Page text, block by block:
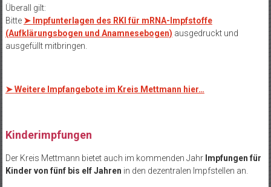
Überall gilt:
Bitte ➤ Impfunterlagen des RKI für mRNA-Impfstoffe
(Aufklärungsbogen und Anamnesebogen) ausgedruckt und
ausgefüllt mitbringen.
➤Weitere Impfangebote im Kreis Mettmann hier…
Kinderimpfungen
Der Kreis Mettmann bietet auch im kommenden Jahr Impfungen für
Kinder von fünf bis elf Jahren in den dezentralen Impfstellen an.